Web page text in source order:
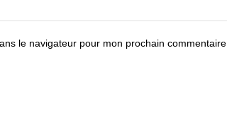
le navigateur pour mon prochain commentaire.